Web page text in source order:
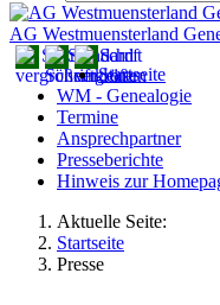
AG Westmuensterland
Startseite
WM - Genealogie
Termine
Ansprechpartner
Presseberichte
Hinweis zur
Aktuelle Seite:
Startseite
Presse